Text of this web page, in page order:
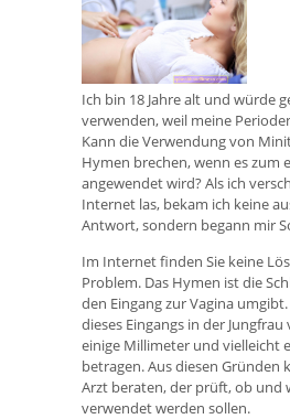
Ich bin 18 Jahre alt und würde
verwenden, weil meine
Kann die Verwendung von
Hymen brechen, wenn es zum
angewendet wird? Als ich
Internet las, bekam ich keine
Antwort, sondern begann mir
Im Internet finden Sie keine
Problem. Das Hymen ist die
den Eingang zur Vagina
dieses Eingangs in der
einige Millimeter und vielleicht
betragen. Aus diesen Gründen
Arzt beraten, der prüft, ob und
verwendet werden sollen.